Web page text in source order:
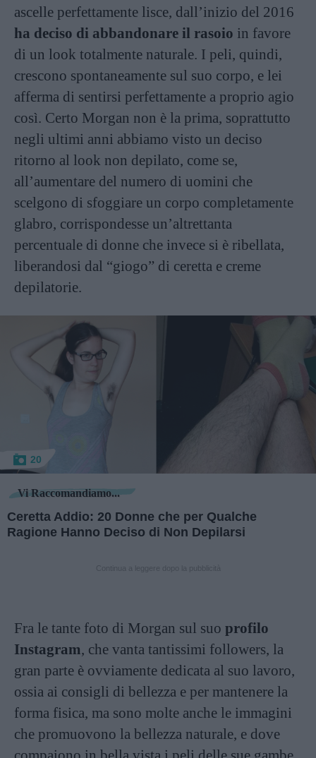
ascelle perfettamente lisce, dall’inizio del 2016
ha deciso di abbandonare il rasoio in favore
di un look totalmente naturale. I peli, quindi,
crescono spontaneamente sul suo corpo, e lei
afferma di sentirsi perfettamente a proprio agio
così. Certo Morgan non è la prima, soprattutto
negli ultimi anni abbiamo visto un deciso
ritorno al look non depilato, come se,
all’aumentare del numero di uomini che
scelgono di sfoggiare un corpo completamente
glabro, corrispondesse un’altrettanta
percentuale di donne che invece si è ribellata,
liberandosi dal “giogo” di ceretta e creme
depilatorie.
20
Vi Raccomandiamo...
Ceretta Addio: 20 Donne che per Qualche
Ragione Hanno Deciso di Non Depilarsi
Fra le tante foto di Morgan sul suo profilo
Instagram, che vanta tantissimi followers, la
gran parte è ovviamente dedicata al suo lavoro,
ossia ai consigli di bellezza e per mantenere la
forma fisica, ma sono molte anche le immagini
che promuovono la bellezza naturale, e dove